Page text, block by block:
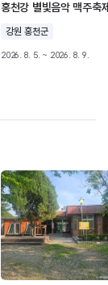
홍천강 별빛음악 맥주축
강원 홍천군
2026. 8. 5. ~ 2026. 8. 9.